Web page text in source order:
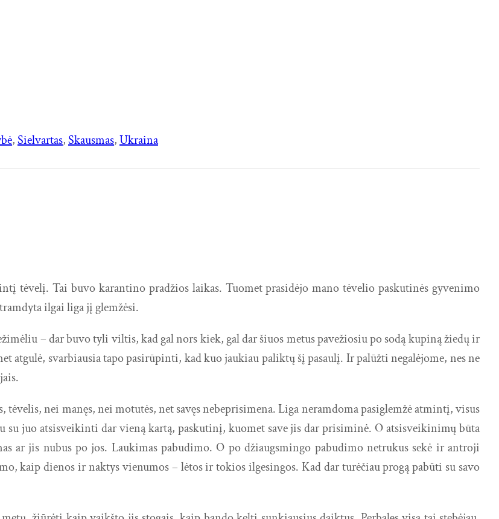
, Sielvartas, Skausmas, Ukraina
tėvelį. Tai buvo karantino pradžios laikas. Tuomet prasidėjo mano tėvelio paskutinės gyvenimo
ilgai liga jį glemžėsi.
– dar buvo tyli viltis, kad gal nors kiek, gal dar šiuos metus pavežiosiu po sodą kupiną žiedų ir
atgulė, svarbiausia tapo pasirūpinti, kad kuo jaukiau paliktų šį pasaulį. Ir palūžti negalėjome, nes ne
nei manęs, nei motutės, net savęs nebeprisimena. Liga neramdoma pasiglemžė atmintį, visus
su juo atsisveikinti dar vieną kartą, paskutinį, kuomet save jis dar prisiminė. O atsisveikinimų būta
ar jis nubus po jos. Laukimas pabudimo. O po džiaugsmingo pabudimo netrukus sekė ir antroji
kaip dienos ir naktys vienumos – lėtos ir tokios ilgesingos. Kad dar turėčiau progą pabūti su savo